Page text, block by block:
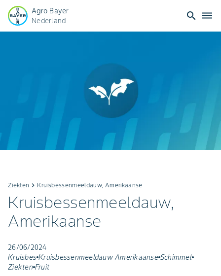
Agro Bayer
Nederland
search dehaze
Ziekten keyboard_arrow_right Kruisbessenmeeldauw, Amerikaanse
Kruisbessenmeeldauw,
Amerikaanse
26/06/2024
Kruisbes Kruisbessenmeeldauw Amerikaanse Schimmel
Ziekten Fruit